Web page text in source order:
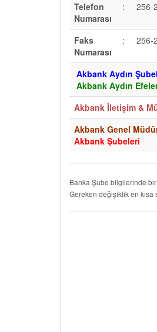
Telefon
Numarası
: 256-
Faks
Numarası
: 256-
Akbank Aydın
Akbank Aydın
Akbank İletişim &
Akbank Genel
Akbank Şubeleri
Banka Şube bilgilerinde
Gereken değişiklik en kısa